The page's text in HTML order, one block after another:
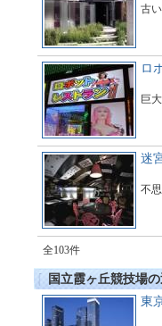
古
ロ
巨
迷
不
全103件
国立霞ヶ丘競技場
東